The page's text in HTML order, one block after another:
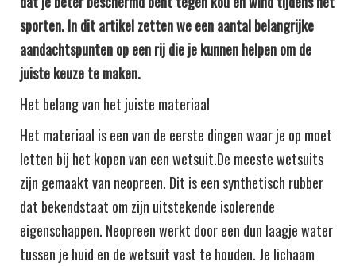
sporten. In dit artikel zetten we een aantal belangrijke
aandachtspunten op een rij die je kunnen helpen om de
juiste keuze te maken.
Het belang van het juiste materiaal
Het materiaal is een van de eerste dingen waar je op moet
letten bij het kopen van een wetsuit.De meeste wetsuits
zijn gemaakt van neopreen. Dit is een synthetisch rubber
dat bekendstaat om zijn uitstekende isolerende
eigenschappen. Neopreen werkt door een dun laagje water
tussen je huid en de wetsuit vast te houden. Je lichaam